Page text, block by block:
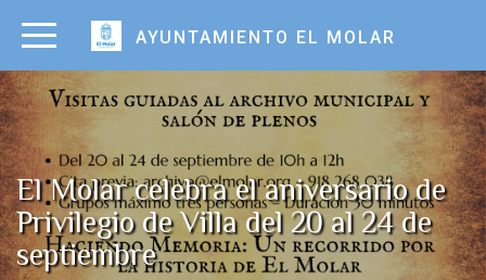
AYUNTAMIENTO EL MOLAR
El Molar celebra el aniversario de
Privilegio de Villa del 20 al 24 de
septiembre